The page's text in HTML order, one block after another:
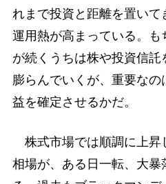
れまで投資と距離を置いて
運用熱が高まっている。
が続くうちは株や投資信
膨らんでいくが、重要なの
益を確定させるかだ。
株式市場では順調に上昇
相場が、ある日一転、大暴